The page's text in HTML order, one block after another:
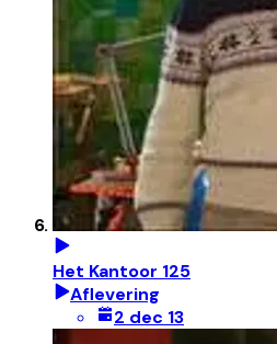
Het Kantoor 125
Aflevering
2 dec 13